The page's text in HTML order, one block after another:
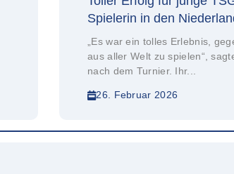
Spielerin in den
„Es war ein tolles Erlebnis,
aus aller Welt zu spielen“,
nach dem Turnier. Ihr...
26. Februar 2026